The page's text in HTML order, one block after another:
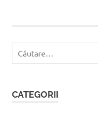
ă
CATEGORII